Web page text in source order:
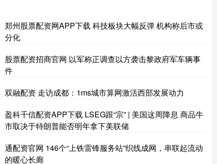
郑州股票配资网APP下载 科技板块大幅反弹 机构称后市或
分化
股票配资招商官网 以军称正调查以方袭击黎政府军车辆事
件
双融配资 走访成都：1ms城市算网激活西部发展动力
盈科千信配资APP下载 LSEG跟“宗” | 美国这周降息 商品牛
市取决于特朗普能否明年拿下美联储
通配资官网 146个“上铁雷锋服务站”织线成网，串联起流动
的暖心长廊